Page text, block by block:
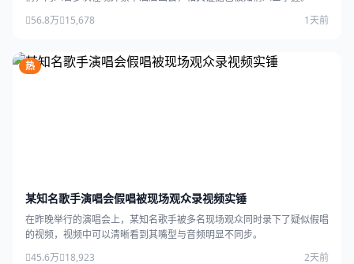
56.8万 15,678 1天前
热
某知名歌手演唱会假唱被现场观众录视频实锤
在昨晚举行的演唱会上，某知名歌手被多名现场观众同时录下了疑似假唱
的视频，视频中可以清晰看到其嘴型与音频明显不同步。
45.6万 18,923 2天前